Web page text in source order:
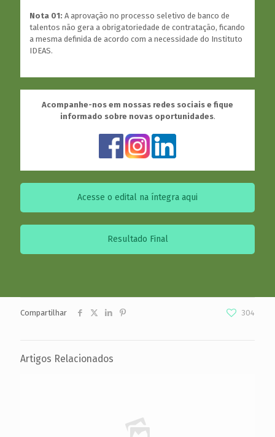
Nota 01: A aprovação no processo seletivo de banco de
talentos não gera a obrigatoriedade de contratação, ficando
a mesma definida de acordo com a necessidade do Instituto
IDEAS.
Acompanhe-nos em nossas redes sociais e fique
informado sobre novas oportunidades.
Acesse o edital na íntegra aqui
Resultado Final
Compartilhar 304
Artigos Relacionados